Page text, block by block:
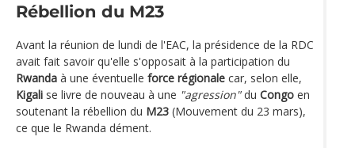
Rébellion du M23
Avant la réunion de lundi de l'EAC, la présidence de la RDC
avait fait savoir qu'elle s'opposait à la participation du
Rwanda à une éventuelle force régionale car, selon elle,
Kigali se livre de nouveau à une "agression"du Congo en
soutenant la rébellion du M23 (Mouvement du 23 mars),
ce que le Rwanda dément.